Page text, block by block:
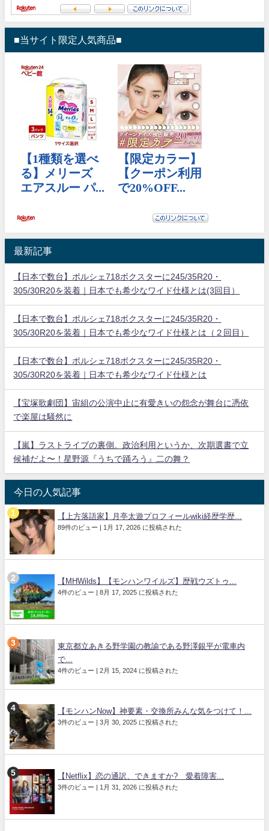
■当サイト限定人気商品■
最新記事
【日本で数台】ポルシェ718ボクスターに245/35R20・
305/30R20を装着｜日本でも希少なワイド仕様とは(3回目）
【日本で数台】ポルシェ718ボクスターに245/35R20・
305/30R20を装着｜日本でも希少なワイド仕様とは（２回目）
【日本で数台】ポルシェ718ボクスターに245/35R20・
305/30R20を装着｜日本でも希少なワイド仕様とは
【宝塚歌劇団】宙組の公演中止に有愛きいの怨念が舞台に憑依
で楽屋は騒然に
【嵐】ラストライブの裏側。政治利用というか、次期選書で立
候補だよ〜！星野源『うちで踊ろう』二の舞？
今日の人気記事
【上方落語家】月亭太遊プロフィールwiki経歴学歴...
89件のビュー | 1月 17, 2026 に投稿された
【MHWilds】【モンハンワイルズ】歴戦ウズトゥ...
4件のビュー | 8月 17, 2025 に投稿された
東京都立あきる野学園の教諭である野澤銀平が電車内
で...
4件のビュー | 2月 15, 2024 に投稿された
【モンハンNow】神要素・交換所みんな気をつけて！...
3件のビュー | 3月 30, 2025 に投稿された
【Netflix】恋の通訳、できますか? 愛着障害...
3件のビュー | 1月 31, 2026 に投稿された